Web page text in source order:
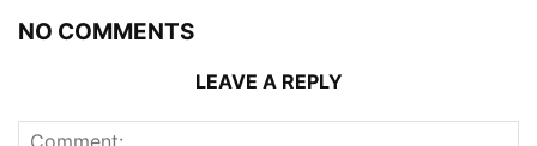
NO COMMENTS
LEAVE A REPLY